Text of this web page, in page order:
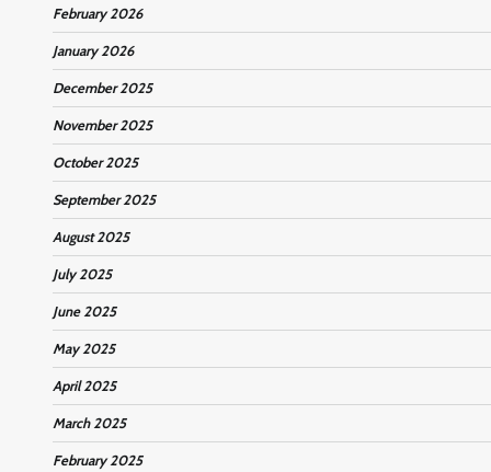
February 2026
January 2026
December 2025
November 2025
October 2025
September 2025
August 2025
July 2025
June 2025
May 2025
April 2025
March 2025
February 2025